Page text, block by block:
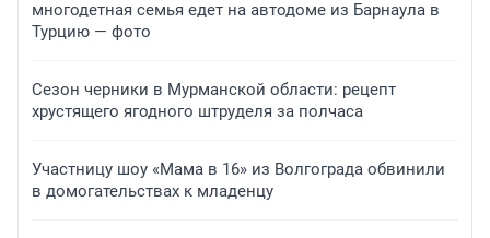
многодетная семья едет на автодоме из Барнаула в
Турцию — фото
Сезон черники в Мурманской области: рецепт
хрустящего ягодного штруделя за полчаса
Участницу шоу «Мама в 16» из Волгограда обвинили
в домогательствах к младенцу